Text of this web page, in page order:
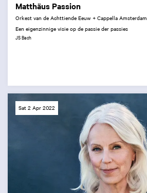
Matthäus Passion
Orkest van de Achttiende Eeuw + Cappella Amsterdam
Een eigenzinnige visie op de passie der passies
JS Bach
Sat 2 Apr 2022